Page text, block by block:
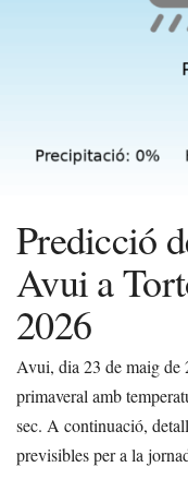
Predicció
Avui a
2026
Avui, dia 23 de maig de
primaveral amb
sec. A continuació,
previsibles per a la